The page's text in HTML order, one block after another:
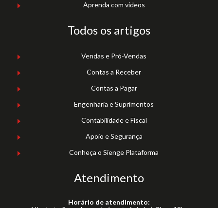
Aprenda com vídeos
Todos os artigos
Vendas e Pró-Vendas
Contas a Receber
Contas a Pagar
Engenharia e Suprimentos
Contabilidade e Fiscal
Apoio e Segurança
Conheça o Sienge Plataforma
Atendimento
Horário de atendimento: